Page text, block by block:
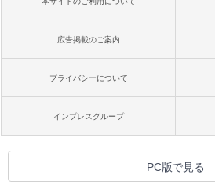
広告掲載のご案内
プライバシーについて
インプレスグループ
PC版で見る